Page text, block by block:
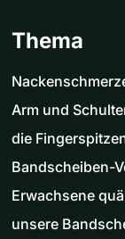
Thema
Arm und
die
Bandscheiben-
Erwachsene
unsere